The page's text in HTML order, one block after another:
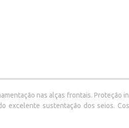
nas alças frontais. Proteção
excelente sustentação dos seios.